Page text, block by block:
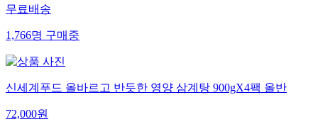
무료배송
1,766명구매중
신세계푸드 올바르고 반듯한 영양 삼계탕 900gX4팩 올반
72,000원